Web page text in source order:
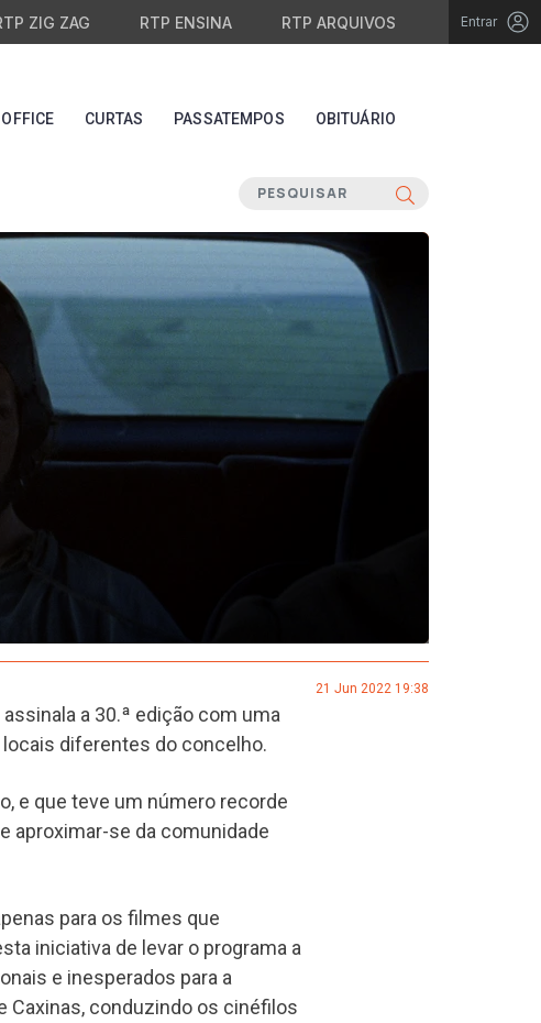
ZIG ZAG RTP ENSINA RTP ARQUIVOS Entrar
CURTAS PASSATEMPOS OBITUÁRIO
21 Jun 2022 19:38
a 30.ª edição com uma
locais diferentes do concelho.
e que teve um número recorde
aproximar-se da comunidade
para os filmes que
iniciativa de levar o programa a
e inesperados para a
Caxinas, conduzindo os cinéfilos